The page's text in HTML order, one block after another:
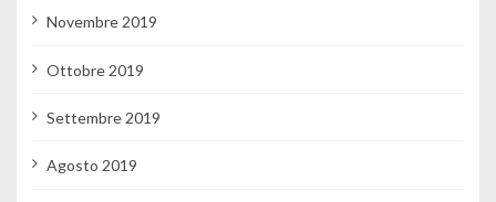
Novembre 2019
Ottobre 2019
Settembre 2019
Agosto 2019